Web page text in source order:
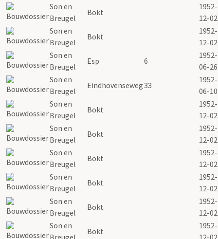
Son en
Breugel
Bokt
1952-
12-02
Son en
Breugel
Bokt
1952-
12-02
Son en
Breugel
Esp 6
1952-
06-26
Son en
Breugel
Eindhovenseweg33
1952-
06-10
Son en
Breugel
Bokt
1952-
12-02
Son en
Breugel
Bokt
1952-
12-02
Son en
Breugel
Bokt
1952-
12-02
Son en
Breugel
Bokt
1952-
12-02
Son en
Breugel
Bokt
1952-
12-02
Son en
Breugel
Bokt
1952-
12-02